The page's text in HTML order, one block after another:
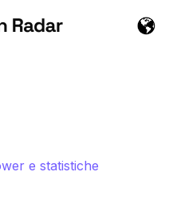
e statistiche